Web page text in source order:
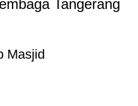
Tangerang
Masjid